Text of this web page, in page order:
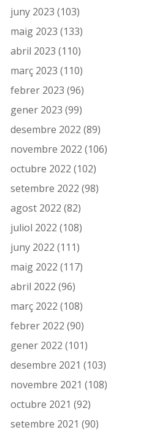
juny 2023 (103)
maig 2023 (133)
abril 2023 (110)
març 2023 (110)
febrer 2023 (96)
gener 2023 (99)
desembre 2022 (89)
novembre 2022 (106)
octubre 2022 (102)
setembre 2022 (98)
agost 2022 (82)
juliol 2022 (108)
juny 2022 (111)
maig 2022 (117)
abril 2022 (96)
març 2022 (108)
febrer 2022 (90)
gener 2022 (101)
desembre 2021 (103)
novembre 2021 (108)
octubre 2021 (92)
setembre 2021 (90)